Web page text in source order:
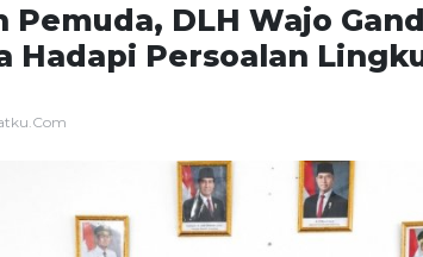
Pemuda, DLH Wajo
Hadapi Persoalan